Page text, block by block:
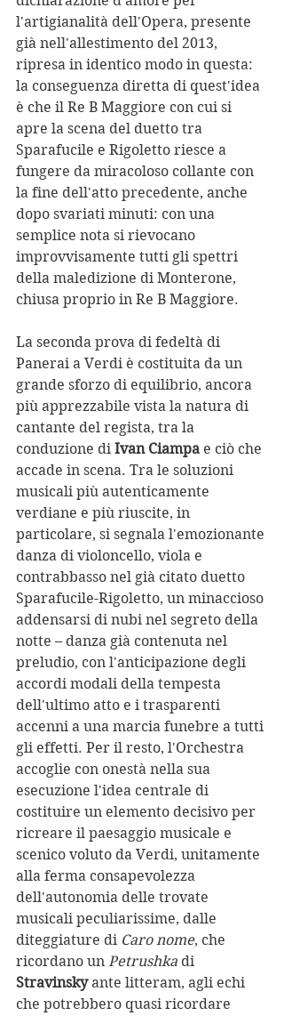
l'artigianalità dell'Opera, presente
già nell'allestimento del 2013,
ripresa in identico modo in questa:
la conseguenza diretta di quest'idea
è che il Re B Maggiore con cui si
apre la scena del duetto tra
Sparafucile e Rigoletto riesce a
fungere da miracoloso collante con
la fine dell'atto precedente, anche
dopo svariati minuti: con una
semplice nota si rievocano
improvvisamente tutti gli spettri
della maledizione di Monterone,
chiusa proprio in Re B Maggiore.
La seconda prova di fedeltà di
Panerai a Verdi è costituita da un
grande sforzo di equilibrio, ancora
più apprezzabile vista la natura di
cantante del regista, tra la
conduzione di Ivan Ciampa e ciò che
accade in scena. Tra le soluzioni
musicali più autenticamente
verdiane e più riuscite, in
particolare, si segnala l'emozionante
danza di violoncello, viola e
contrabbasso nel già citato duetto
Sparafucile-Rigoletto, un minaccioso
addensarsi di nubi nel segreto della
notte – danza già contenuta nel
preludio, con l'anticipazione degli
accordi modali della tempesta
dell'ultimo atto e i trasparenti
accenni a una marcia funebre a tutti
gli effetti. Per il resto, l'Orchestra
accoglie con onestà nella sua
esecuzione l'idea centrale di
costituire un elemento decisivo per
ricreare il paesaggio musicale e
scenico voluto da Verdi, unitamente
alla ferma consapevolezza
dell'autonomia delle trovate
musicali peculiarissime, dalle
diteggiature di Caro nome, che
ricordano un Petrushka di
Stravinsky ante litteram, agli echi
che potrebbero quasi ricordare